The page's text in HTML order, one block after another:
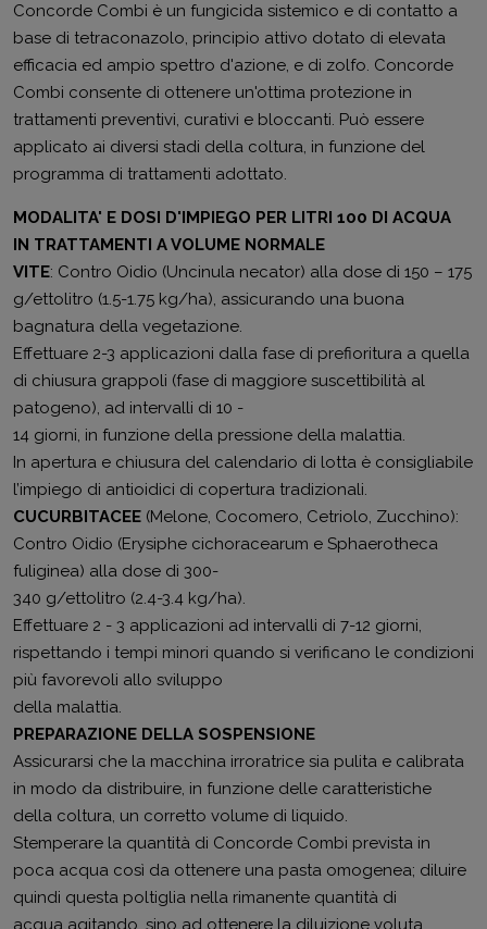
Concorde Combi è un fungicida sistemico e di contatto a
base di tetraconazolo, principio attivo dotato di elevata
efficacia ed ampio spettro d'azione, e di zolfo. Concorde
Combi consente di ottenere un'ottima protezione in
trattamenti preventivi, curativi e bloccanti. Può essere
applicato ai diversi stadi della coltura, in funzione del
programma di trattamenti adottato.
MODALITA' E DOSI D'IMPIEGO PER LITRI 100 DI ACQUA
IN TRATTAMENTI A VOLUME NORMALE
VITE: Contro Oidio (Uncinula necator) alla dose di 150 – 175
g/ettolitro (1.5-1.75 kg/ha), assicurando una buona
bagnatura della vegetazione.
Effettuare 2-3 applicazioni dalla fase di prefioritura a quella
di chiusura grappoli (fase di maggiore suscettibilità al
patogeno), ad intervalli di 10 -
14 giorni, in funzione della pressione della malattia.
In apertura e chiusura del calendario di lotta è consigliabile
l’impiego di antioidici di copertura tradizionali.
CUCURBITACEE (Melone, Cocomero, Cetriolo, Zucchino):
Contro Oidio (Erysiphe cichoracearum e Sphaerotheca
fuliginea) alla dose di 300-
340 g/ettolitro (2.4-3.4 kg/ha).
Effettuare 2 - 3 applicazioni ad intervalli di 7-12 giorni,
rispettando i tempi minori quando si verificano le condizioni
più favorevoli allo sviluppo
della malattia.
PREPARAZIONE DELLA SOSPENSIONE
Assicurarsi che la macchina irroratrice sia pulita e calibrata
in modo da distribuire, in funzione delle caratteristiche
della coltura, un corretto volume di liquido.
Stemperare la quantità di Concorde Combi prevista in
poca acqua così da ottenere una pasta omogenea; diluire
quindi questa poltiglia nella rimanente quantità di
acqua agitando, sino ad ottenere la diluizione voluta.